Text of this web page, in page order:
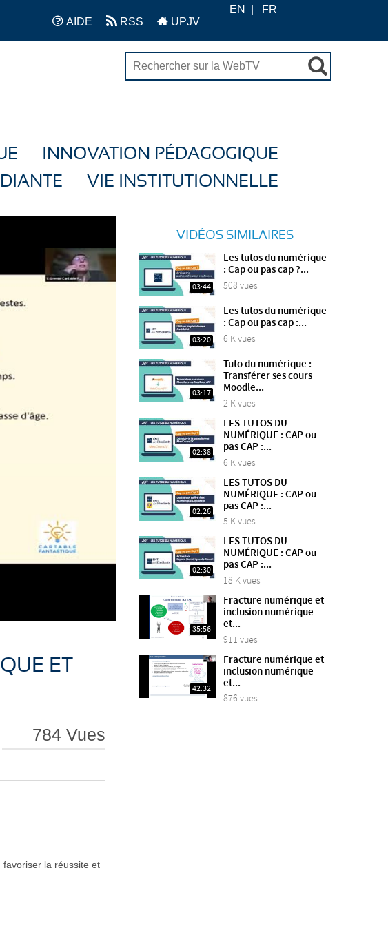
AIDE RSS UPJV
EN FR
INNOVATION PÉDAGOGIQUE
VIE INSTITUTIONNELLE
ET
784 Vues
favoriser la réussite et
VIDÉOS SIMILAIRES
03:44
Les tutos du numérique
: Cap ou pas cap ?...
508 vues
03:20
Les tutos du numérique
: Cap ou pas cap :...
6 K vues
03:17
Tuto du numérique :
Transférer ses cours
Moodle...
2 K vues
02:38
LES TUTOS DU
NUMÉRIQUE : CAP ou
pas CAP :...
6 K vues
02:26
LES TUTOS DU
NUMÉRIQUE : CAP ou
pas CAP :...
5 K vues
02:30
LES TUTOS DU
NUMÉRIQUE : CAP ou
pas CAP :...
18 K vues
35:56
Fracture numérique et
inclusion numérique
et...
911 vues
42:32
Fracture numérique et
inclusion numérique
et...
876 vues